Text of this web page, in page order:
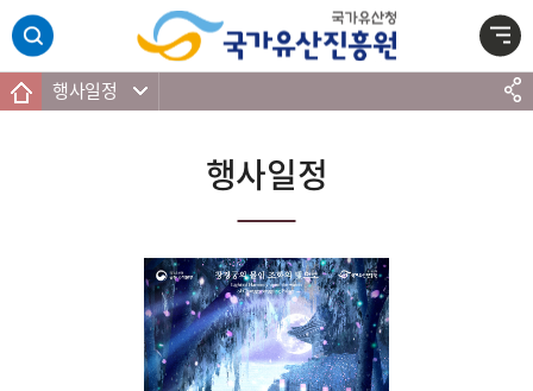
본문 바로가기
주메뉴 바로가기
하단 바로가기
행사일정
행사일정